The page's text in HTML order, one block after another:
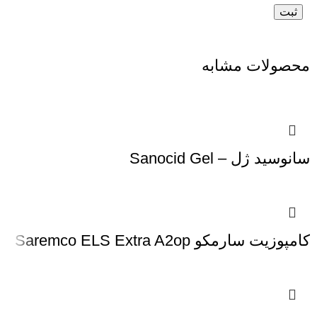
محصولات مشابه
سانوسید ژل – Sanocid Gel
کامپوزیت سارمکو Saremco ELS Extra A2op